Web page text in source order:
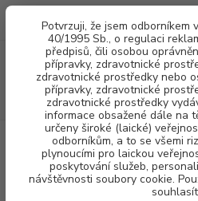
Potvrzuji, že jsem odborníkem
40/1995 Sb., o regulaci
předpisů, čili osobou
přípravky, zdravotnické
zdravotnické prostředky nebo
přípravky, zdravotnické
zdravotnické prostředky
informace obsažené dále na
určeny široké (laické)
odborníkům, a to se všemi
plynoucími pro laickou
poskytování služeb,
návštěvnosti soubory cookie.
CZK
(Po-Pá, 8-16 hod.)
STOMATOLOGICKÉ SOUPRAVY +
STOMATOLOGICKÉ SOUPRAVY